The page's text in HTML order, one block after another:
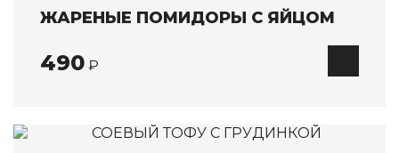
ЖАРЕНЫЕ ПОМИДОРЫ С ЯЙЦОМ
490 ₽